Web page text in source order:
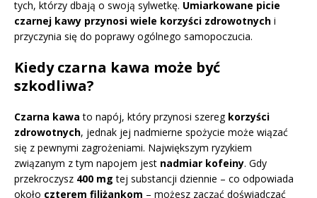
tych, którzy dbają o swoją sylwetkę. Umiarkowane picie
czarnej kawy przynosi wiele korzyści zdrowotnych i
przyczynia się do poprawy ogólnego samopoczucia.
Kiedy czarna kawa może być
szkodliwa?
Czarna kawa to napój, który przynosi szereg korzyści
zdrowotnych, jednak jej nadmierne spożycie może wiązać
się z pewnymi zagrożeniami. Największym ryzykiem
związanym z tym napojem jest nadmiar kofeiny. Gdy
przekroczysz 400 mg tej substancji dziennie – co odpowiada
około czterem filiżankom – możesz zacząć doświadczać